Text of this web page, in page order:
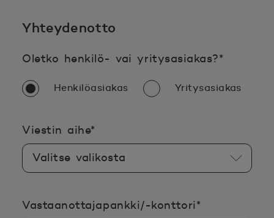
Yhteydenotto
Oletko henkilö- vai yritysasiakas?*
Henkilöasiakas Yritysasiakas
Viestin aihe*
Vastaanottajapankki/-konttori*